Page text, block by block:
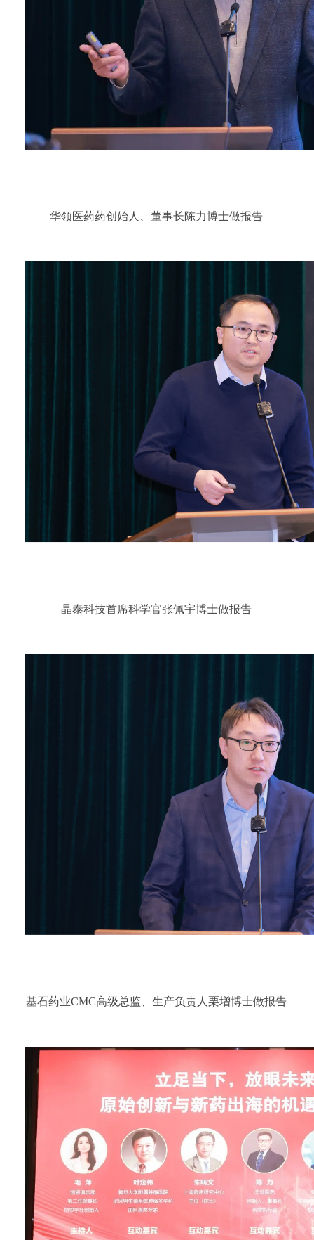
华领医药药创始人、董事长陈力博士做报告
晶泰科技首席科学官张佩宇博士做报告
基石药业CMC高级总监、生产负责人栗增博士做报告